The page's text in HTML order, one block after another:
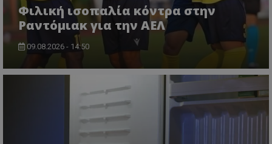
Φιλική ισοπαλία κόντρα στην
Ραντόμιακ για την ΑΕΛ
09.08.2026 - 14:50